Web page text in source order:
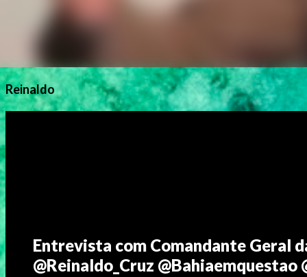
Reinaldo
Entrevista com Comandante Geral
@Reinaldo_Cruz @Bahiaemquestao